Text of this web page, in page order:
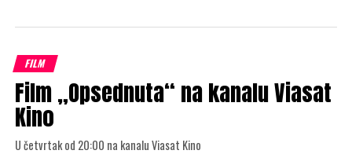
FILM
Film „Opsednuta“ na kanalu Viasat
Kino
U četvrtak od 20:00 na kanalu Viasat Kino